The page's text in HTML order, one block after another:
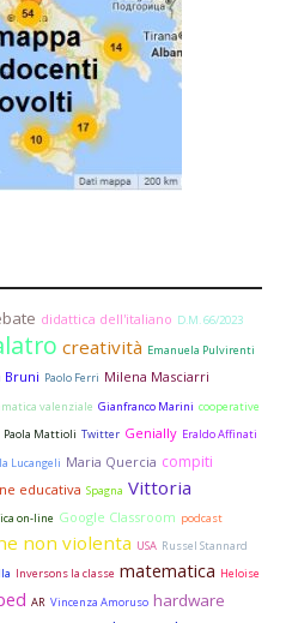
didattica dell'italiano D.M. 66/2023
creatività Emanuela Pulvirenti
Bruni Paolo Ferri Milena Masciarri
valenziale Gianfranco Marini cooperative
Paola Mattioli Twitter Genially Eraldo Affinati
Lucangeli Maria Quercia compiti
educativa Spagna Vittoria
on-line Google Classroom podcast
non violenta USA Russel Stannard
Inversons la classe matematica Heloise
AR Vincenza Amoruso hardware